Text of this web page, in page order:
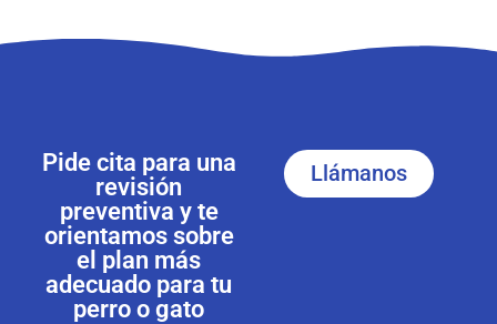
Pide cita para una
revisión
preventiva y te
orientamos sobre
el plan más
adecuado para tu
perro o gato
Llámanos